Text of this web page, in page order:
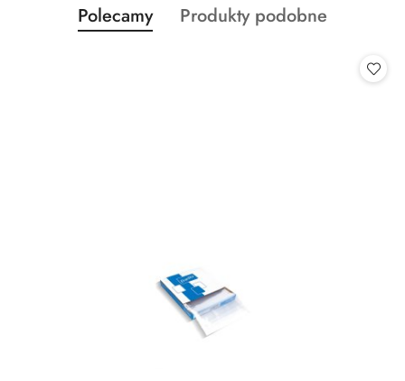
Pomiń karuzelę produktów
Produkty
o
Polecamy
Produkty
Produkty podobne